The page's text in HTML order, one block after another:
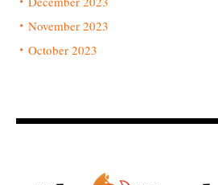
November 2023
October 2023